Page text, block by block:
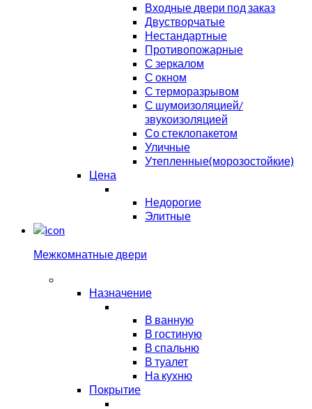
Входные двери под заказ
Двустворчатые
Нестандартные
Противопожарные
С зеркалом
С окном
С терморазрывом
С шумоизоляцией/
звукоизоляцией
Со стеклопакетом
Уличные
Утепленные(морозостойкие)
Цена
Недорогие
Элитные
Межкомнатные двери
Назначение
В ванную
В гостиную
В спальню
В туалет
На кухню
Покрытие